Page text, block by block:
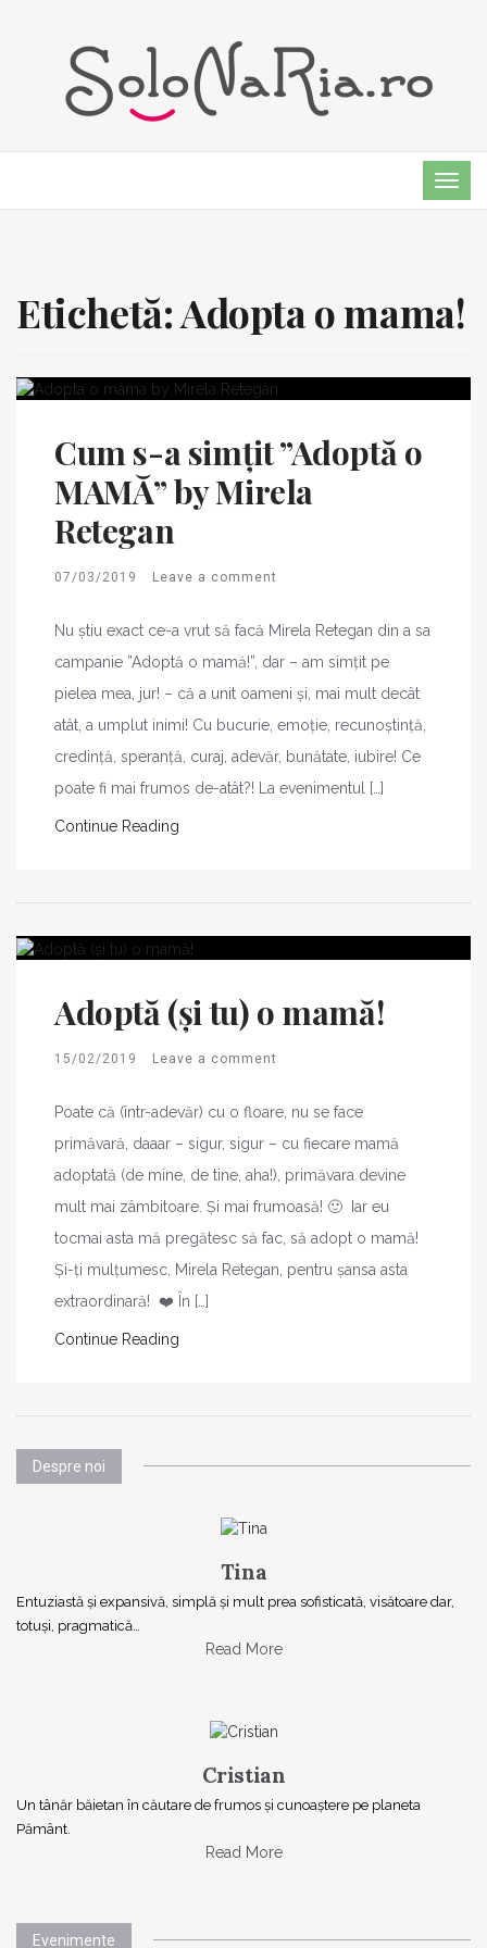
Etichetă:Adopta o mama!
Cum s-a simțit ”Adoptă o
MAMĂ” by Mirela
Retegan
07/03/2019 Leave a comment
Nu știu exact ce-a vrut să facă Mirela Retegan din a sa
campanie ”Adoptă o mamă!”, dar – am simțit pe
pielea mea, jur! – că a unit oameni și, mai mult decât
atât, a umplut inimi! Cu bucurie, emoție, recunoștință,
credință, speranță, curaj, adevăr, bunătate, iubire! Ce
poate fi mai frumos de-atât?! La evenimentul […]
Continue Reading
Adoptă (și tu) o mamă!
15/02/2019 Leave a comment
Poate că (într-adevăr) cu o floare, nu se face
primăvară, daaar – sigur, sigur – cu fiecare mamă
adoptată (de mine, de tine, aha!), primăvara devine
mult mai zâmbitoare. Și mai frumoasă! 🙂 Iar eu
tocmai asta mă pregătesc să fac, să adopt o mamă!
Și-ți mulțumesc, Mirela Retegan, pentru șansa asta
extraordinară! ❤️ În […]
Continue Reading
Despre noi
Tina
Entuziastă şi expansivă, simplă şi mult prea sofisticată, visătoare dar,
totuşi, pragmatică…
Read More
Cristian
Un tânăr băietan în căutare de frumos și cunoaștere pe planeta
Pământ.
Read More
Evenimente